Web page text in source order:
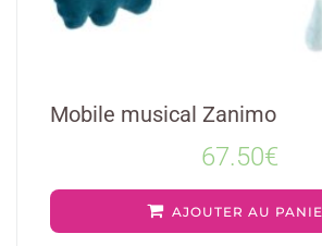
Mobile musical Zanimo
67.50€
AJOUTER AU